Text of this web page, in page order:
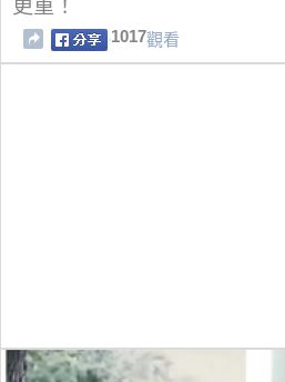
更重！
1017觀看